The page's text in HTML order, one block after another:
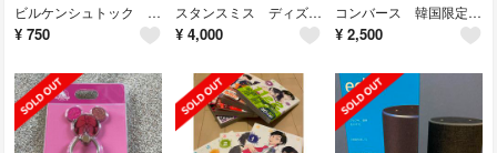
ビルケンシュトック エコバッグ
¥ 750
スタンスミス ディズニーコラボ 24㎝
¥ 4,000
コンバース 韓国限定モデル 23.5㎝ イエロー
¥ 2,500